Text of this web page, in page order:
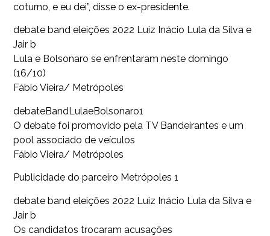
coturno, e eu dei”, disse o ex-presidente.
debate band eleições 2022 Luiz Inácio Lula da Silva e
Jair b
Lula e Bolsonaro se enfrentaram neste domingo
(16/10)
Fábio Vieira/ Metrópoles
debateBandLulaeBolsonaro1
O debate foi promovido pela TV Bandeirantes e um
pool associado de veículos
Fábio Vieira/ Metrópoles
Publicidade do parceiro Metrópoles 1
debate band eleições 2022 Luiz Inácio Lula da Silva e
Jair b
Os candidatos trocaram acusações